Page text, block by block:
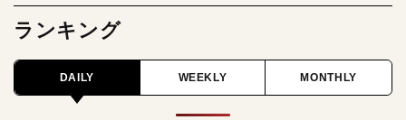
ランキング
DAILY WEEKLY MONTHLY